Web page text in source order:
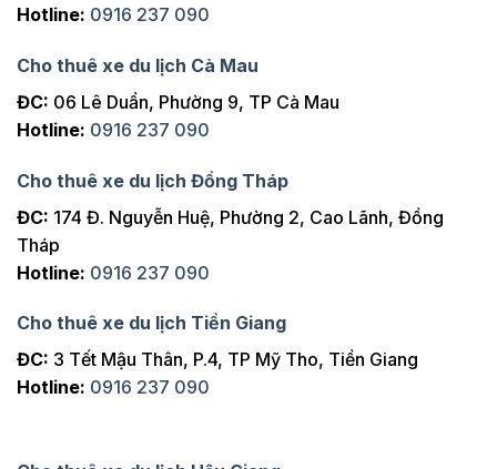
Hotline: 0916 237 090
Cho thuê xe du lịch Cà Mau
ĐC: 06 Lê Duẩn, Phường 9, TP Cà Mau
Hotline: 0916 237 090
Cho thuê xe du lịch Đồng Tháp
ĐC: 174 Đ. Nguyễn Huệ, Phường 2, Cao Lãnh, Đồng
Tháp
Hotline: 0916 237 090
Cho thuê xe du lịch Tiền Giang
ĐC: 3 Tết Mậu Thân, P.4, TP Mỹ Tho, Tiền Giang
Hotline: 0916 237 090